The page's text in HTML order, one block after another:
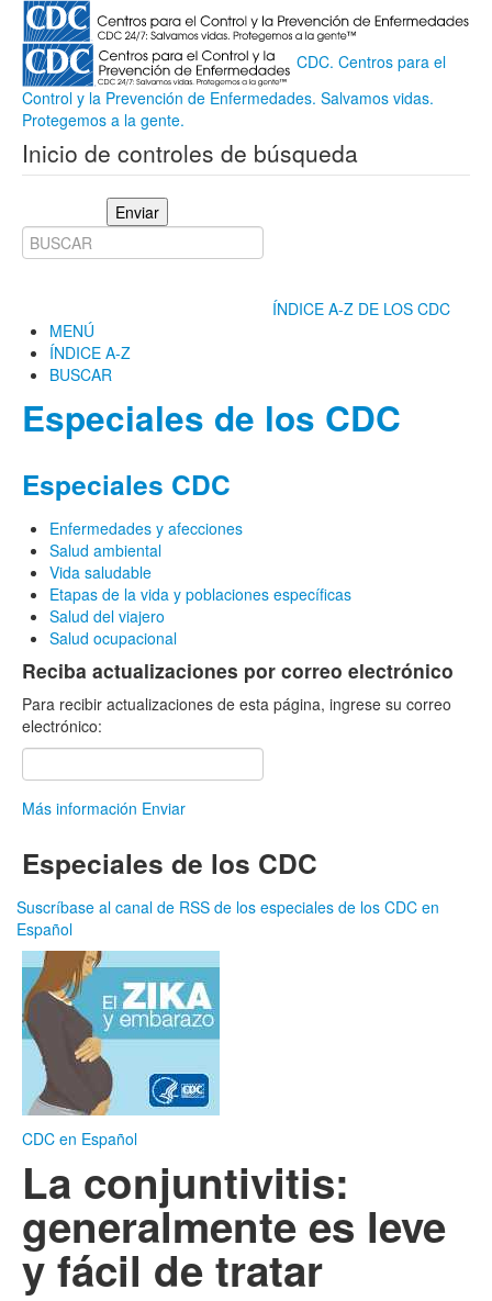
CDC. Centros para el
Control y la Prevención de Enfermedades. Salvamos vidas.
Protegemos a la gente.
Inicio de controles de búsqueda
Enviar
ÍNDICE A-Z DE LOS CDC
MENÚ
ÍNDICE A-Z
BUSCAR
Especiales de los CDC
Especiales CDC
Enfermedades y afecciones
Salud ambiental
Vida saludable
Etapas de la vida y poblaciones específicas
Salud del viajero
Salud ocupacional
Reciba actualizaciones por correo electrónico
Para recibir actualizaciones de esta página, ingrese su correo
electrónico:
Más información Enviar
Especiales de los CDC
Suscríbase al canal de RSS de los especiales de los CDC en
Español
CDC en Español
La conjuntivitis:
generalmente es leve
y fácil de tratar